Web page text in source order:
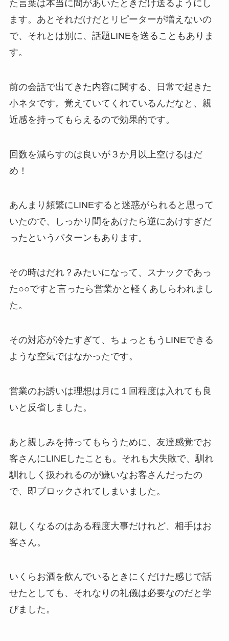
た言葉は本当に間があいたときだけ送るようにし
ます。あとそれだけだとリピーターが増えないの
で、それとは別に、話題LINEを送ることもありま
す。
前の会話で出てきた内容に関する、日常で起きた
小ネタです。覚えていてくれているんだなと、親
近感を持ってもらえるので効果的です。
回数を減らすのは良いが３か月以上空けるはだ
め！
あんまり頻繁にLINEすると迷惑がられると思って
いたので、しっかり間をあけたら逆にあけすぎだ
ったというパターンもあります。
その時はだれ？みたいになって、スナックであっ
た○○ですと言ったら営業かと軽くあしらわれまし
た。
その対応が冷たすぎて、ちょっともうLINEできる
ような空気ではなかったです。
営業のお誘いは理想は月に１回程度は入れても良
いと反省しました。
あと親しみを持ってもらうために、友達感覚でお
客さんにLINEしたことも。それも大失敗で、馴れ
馴れしく扱われるのが嫌いなお客さんだったの
で、即ブロックされてしまいました。
親しくなるのはある程度大事だけれど、相手はお
客さん。
いくらお酒を飲んでいるときにくだけた感じで話
せたとしても、それなりの礼儀は必要なのだと学
びました。